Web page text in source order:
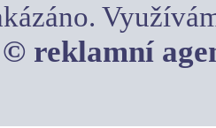
© reklamní